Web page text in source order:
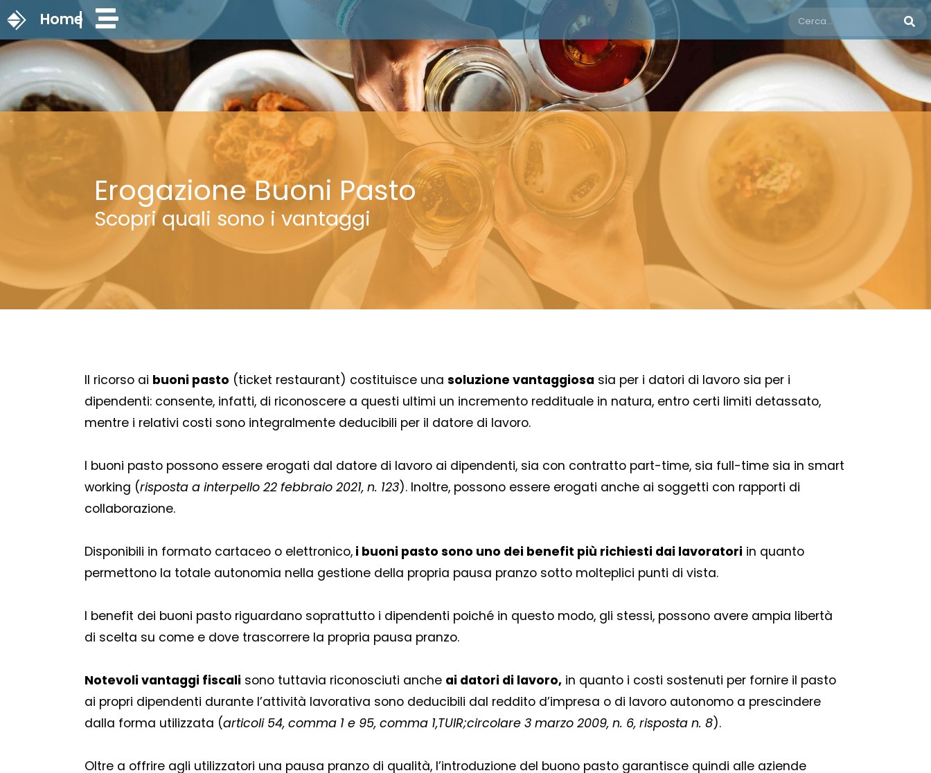
Home
Erogazione Buoni Pasto
Scopri quali sono i vantaggi
Il ricorso ai buoni pasto (ticket restaurant) costituisce una soluzione vantaggiosa sia per i datori di lavoro sia per i
dipendenti: consente, infatti, di riconoscere a questi ultimi un incremento reddituale in natura, entro certi limiti detassato,
mentre i relativi costi sono integralmente deducibili per il datore di lavoro.
I buoni pasto possono essere erogati dal datore di lavoro ai dipendenti, sia con contratto part-time, sia full-time sia in smart
working (risposta a interpello 22 febbraio 2021, n. 123). Inoltre, possono essere erogati anche ai soggetti con rapporti di
collaborazione.
Disponibili in formato cartaceo o elettronico, i buoni pasto sono uno dei benefit più richiesti dai lavoratori in quanto
permettono la totale autonomia nella gestione della propria pausa pranzo sotto molteplici punti di vista.
I benefit dei buoni pasto riguardano soprattutto i dipendenti poiché in questo modo, gli stessi, possono avere ampia libertà
di scelta su come e dove trascorrere la propria pausa pranzo.
Notevoli vantaggi fiscali sono tuttavia riconosciuti anche ai datori di lavoro, in quanto i costi sostenuti per fornire il pasto
ai propri dipendenti durante l’attività lavorativa sono deducibili dal reddito d’impresa o di lavoro autonomo a prescindere
dalla forma utilizzata (articoli 54, comma 1 e 95, comma 1,TUIR;circolare 3 marzo 2009, n. 6, risposta n. 8).
Oltre a offrire agli utilizzatori una pausa pranzo di qualità, l’introduzione del buono pasto garantisce quindi alle aziende